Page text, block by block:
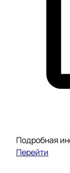
Подробная
Перейти